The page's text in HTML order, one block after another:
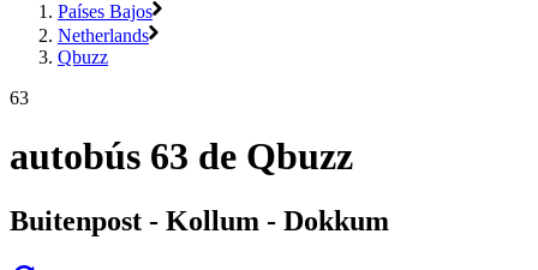
Países Bajos
Netherlands
Qbuzz
63
autobús 63 de Qbuzz
Buitenpost - Kollum - Dokkum